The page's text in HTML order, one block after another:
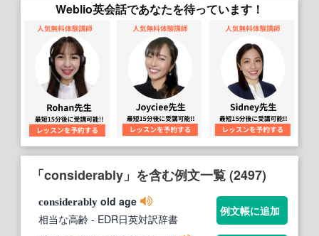
Weblio英会話であなたを待っています！
「considerably」を含む例文一覧 (2497)
considerably old age
相当な高齢 - EDR日英対訳辞書
例文帳に追加